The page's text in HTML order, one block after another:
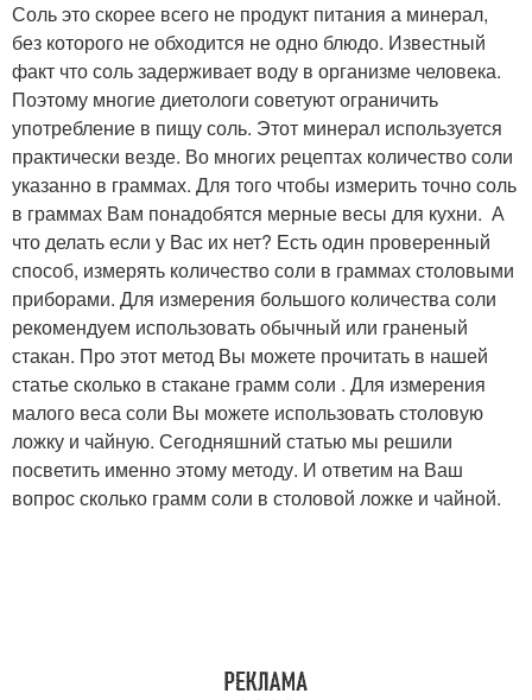
Соль это скорее всего не продукт питания а минерал,
без которого не обходится не одно блюдо. Известный
факт что соль задерживает воду в организме человека.
Поэтому многие диетологи советуют ограничить
употребление в пищу соль. Этот минерал используется
практически везде. Во многих рецептах количество соли
указанно в граммах. Для того чтобы измерить точно соль
в граммах Вам понадобятся мерные весы для кухни. А
что делать если у Вас их нет? Есть один проверенный
способ, измерять количество соли в граммах столовыми
приборами. Для измерения большого количества соли
рекомендуем использовать обычный или граненый
стакан. Про этот метод Вы можете прочитать в нашей
статье сколько в стакане грамм соли . Для измерения
малого веса соли Вы можете использовать столовую
ложку и чайную. Сегодняшний статью мы решили
посветить именно этому методу. И ответим на Ваш
вопрос сколько грамм соли в столовой ложке и чайной.